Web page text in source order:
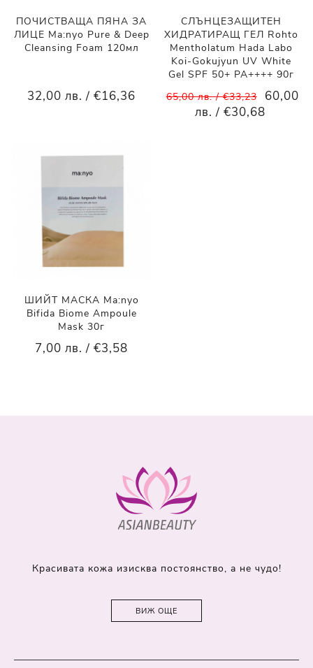
ПОЧИСТВАЩА ПЯНА ЗА
ЛИЦЕ Ma:nyo Pure & Deep
Cleansing Foam 120мл
32,00 лв. / €16,36
СЛЪНЦЕЗАЩИТЕН
ХИДРАТИРАЩ ГЕЛ Rohto
Mentholatum Hada Labo
Koi-Gokujyun UV White
Gel SPF 50+ PA++++ 90г
65,00 лв. / €33,23
60,00
лв. / €30,68
ШИЙТ МАСКА Ma:nyo
Bifida Biome Ampoule
Mask 30г
7,00 лв. / €3,58
Красивата кожа изисква постоянство, а не чудо!
ВИЖ ОЩЕ